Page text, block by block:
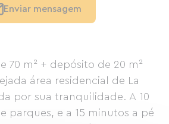
70 m² + depósito de 20 m²
área residencial de La
por sua tranquilidade. A 10
parques, e a 15 minutos a pé
Enviar mensagem